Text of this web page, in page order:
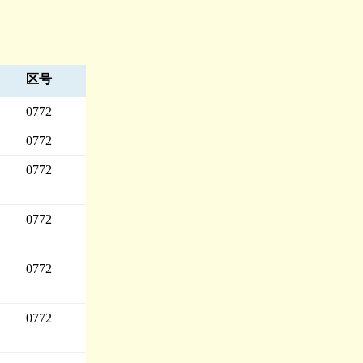
区号
0772
0772
0772
0772
0772
0772